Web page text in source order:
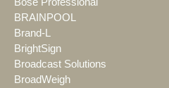
BRAINPOOL
Brand-L
BrightSign
Broadcast Solutions
BroadWeigh